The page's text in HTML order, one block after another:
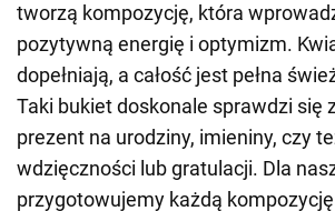
tworzą kompozycję, która
pozytywną energię i optymizm.
dopełniają, a całość jest pełna
Taki bukiet doskonale sprawdzi się
prezent na urodziny, imieniny, czy
wdzięczności lub gratulacji. Dla
przygotowujemy każdą